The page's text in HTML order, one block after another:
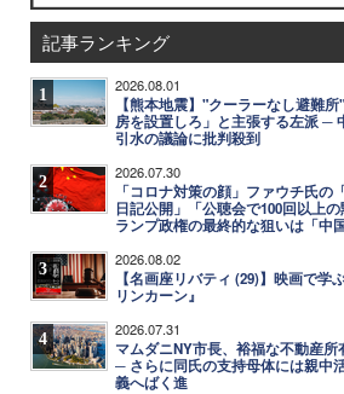
記事ランキング
1 2026.08.01
【熊本地震】"クーラーなし避難
房を設置しろ」と主張する左派 ─
引水の議論に批判殺到
2 2026.07.30
「コロナ対策の顔」ファウチ氏の
日記公開」「公聴会で100回以上
ランプ政権の最終的な狙いは「中
3 2026.08.02
【名画座リバティ (29)】映画で
リンカーン』
4 2026.07.31
マムダニNY市長、裕福な不動産
─ さらに同氏の支持母体には親中
義へばく進